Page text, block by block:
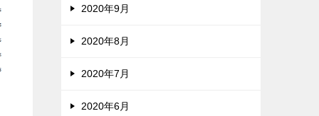
2020年9月
2020年8月
2020年7月
2020年6月